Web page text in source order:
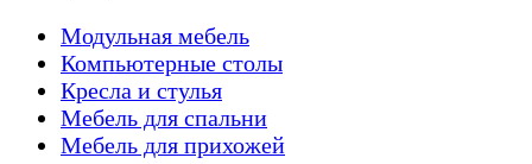
Модульная мебель
Компьютерные столы
Кресла и стулья
Мебель для спальни
Мебель для прихожей